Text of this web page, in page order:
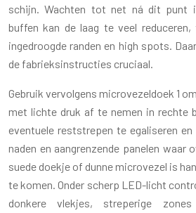
schijn. Wachten tot net ná dit punt
buffen kan de laag te veel
ingedroogde randen en high spots.
de fabrieksinstructies cruciaal.
Gebruik vervolgens microvezeldoek 1
met lichte druk af te nemen in rechte
eventuele reststrepen te egaliseren
naden en aangrenzende panelen waar
suede doekje of dunne microvezel is
te komen. Onder scherp LED-licht
donkere vlekjes, streperige